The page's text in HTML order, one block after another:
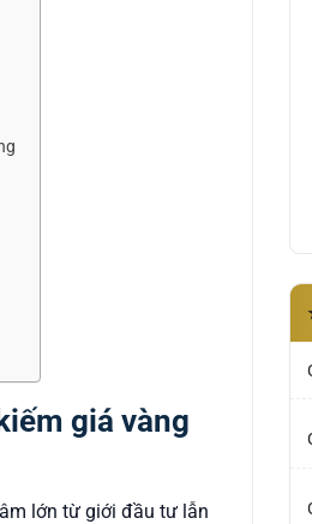
giá vàng
lớn từ giới đầu tư lẫn